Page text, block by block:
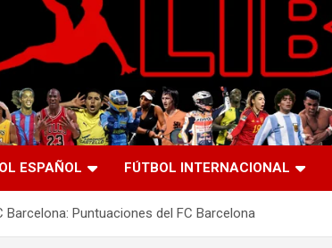
ESPAÑOL FÚTBOL INTERNACIONAL
Barcelona: Puntuaciones del FC Barcelona